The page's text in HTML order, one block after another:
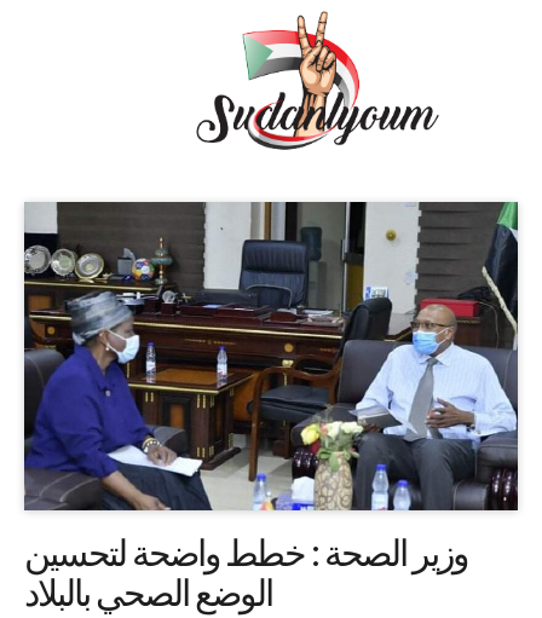
وزير الصحة : خطط واضحة لتحسين
الوضع الصحي بالبلاد